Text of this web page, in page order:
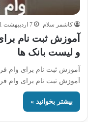
کاشمر سلام 7 اردیبهشت 1401
و لیست بانک ها
آموزش ثبت نام برای وام
بیشتر بخوانید »